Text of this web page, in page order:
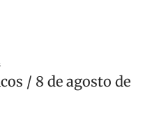
/ 8 de agosto de